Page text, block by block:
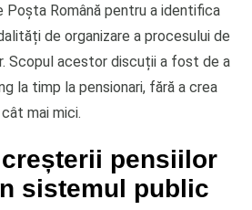
Poșta Română pentru a identifica
de organizare a procesului de
Scopul acestor discuții a fost de a
la timp la pensionari, fără a crea
mai mici.
pensiilor
sistemul public